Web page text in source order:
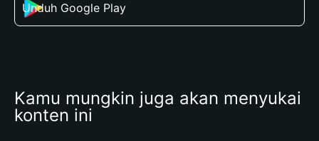
Unduh Google Play
Kamu mungkin juga akan menyukai
konten ini